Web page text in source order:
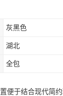
灰黑色
湖北
全包
便于结合现代简